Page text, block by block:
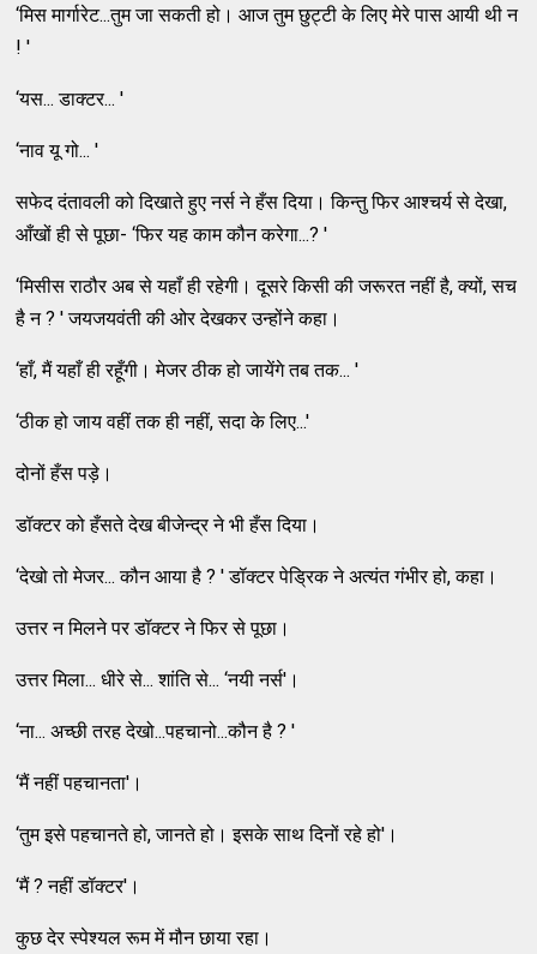
‘मिस मार्गारेट...तुम जा सकती हो। आज तुम छुट्टी के लिए मेरे पास आयी थी न
! '
‘यस... डाक्टर... '
‘नाव यू गो... '
सफेद दंतावली को दिखाते हुए नर्स ने हँस दिया। किन्तु फिर आश्चर्य से देखा,
आँखों ही से पूछा- ‘फिर यह काम कौन करेगा...? '
‘मिसीस राठौर अब से यहाँ ही रहेगी। दूसरे किसी की जरूरत नहीं है, क्यों, सच
है न ? ' जयजयवंती की ओर देखकर उन्होंने कहा।
‘हाँ, मैं यहाँ ही रहूँगी। मेजर ठीक हो जायेंगे तब तक... '
‘ठीक हो जाय वहीं तक ही नहीं, सदा के लिए...'
दोनों हँस पड़े।
डॉक्टर को हँसते देख बीजेन्द्र ने भी हँस दिया।
‘देखो तो मेजर... कौन आया है ? ' डॉक्टर पेड्रिक ने अत्यंत गंभीर हो, कहा।
उत्तर न मिलने पर डॉक्टर ने फिर से पूछा।
उत्तर मिला... धीरे से... शांति से... ‘नयी नर्स'।
‘ना... अच्छी तरह देखो...पहचानो...कौन है ? '
‘मैं नहीं पहचानता'।
‘तुम इसे पहचानते हो, जानते हो। इसके साथ दिनों रहे हो'।
‘मैं ? नहीं डॉक्टर'।
कुछ देर स्पेश्यल रूम में मौन छाया रहा।